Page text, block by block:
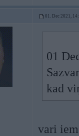
01. Dec 2021,
01
kad
vari